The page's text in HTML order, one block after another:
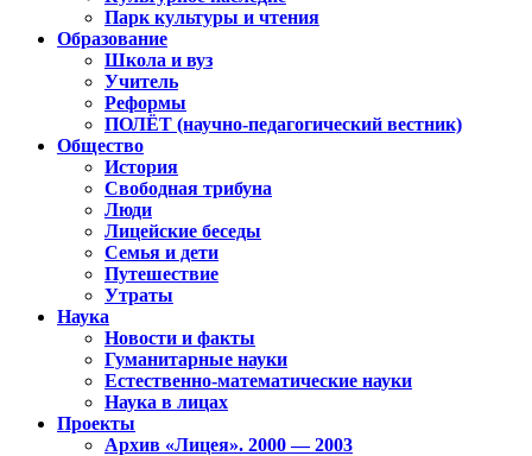
Парк культуры и чтения
Образование
Школа и вуз
Учитель
Реформы
ПОЛЁТ (научно-педагогический вестник)
Общество
История
Свободная трибуна
Люди
Лицейские беседы
Семья и дети
Путешествие
Утраты
Наука
Новости и факты
Гуманитарные науки
Естественно-математические науки
Наука в лицах
Проекты
Архив «Лицея». 2000 — 2003